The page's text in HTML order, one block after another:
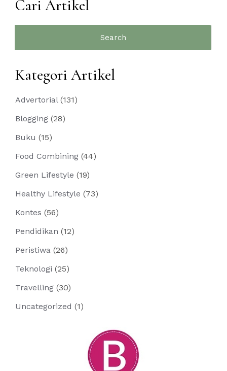
Cari Artikel
Kategori Artikel
Advertorial(131)
Blogging (28)
Buku (15)
Food Combining (44)
Green Lifestyle (19)
Healthy Lifestyle (73)
Kontes (56)
Pendidikan (12)
Peristiwa (26)
Teknologi (25)
Travelling (30)
Uncategorized (1)